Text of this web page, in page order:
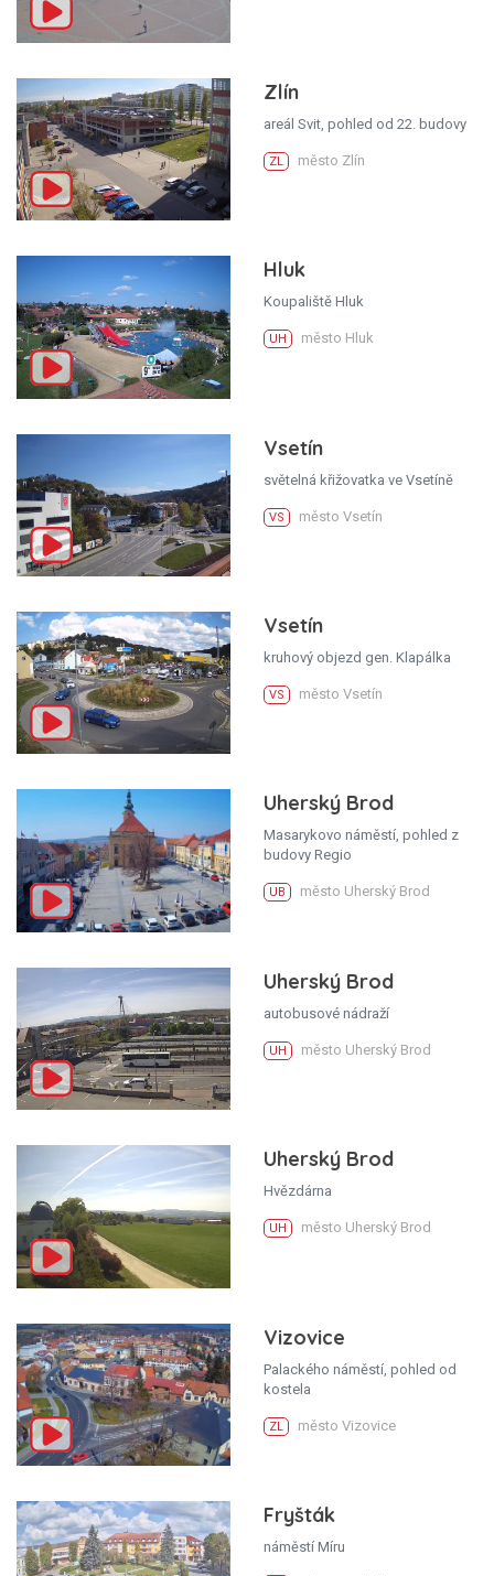
Zlín
areál Svit, pohled od 22. budovy
ZL město Zlín
Hluk
Koupaliště Hluk
UH město Hluk
Vsetín
světelná křižovatka ve Vsetíně
VS město Vsetín
Vsetín
kruhový objezd gen. Klapálka
VS město Vsetín
Uherský Brod
Masarykovo náměstí, pohled z
budovy Regio
UB město Uherský Brod
Uherský Brod
autobusové nádraží
UH město Uherský Brod
Uherský Brod
Hvězdárna
UH město Uherský Brod
Vizovice
Palackého náměstí, pohled od
kostela
ZL město Vizovice
Fryšták
náměstí Míru